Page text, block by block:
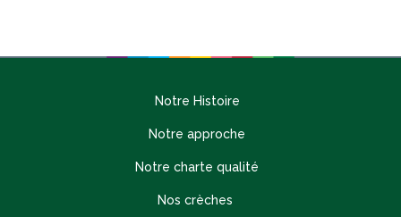
Notre Histoire
Notre approche
Notre charte qualité
Nos crèches